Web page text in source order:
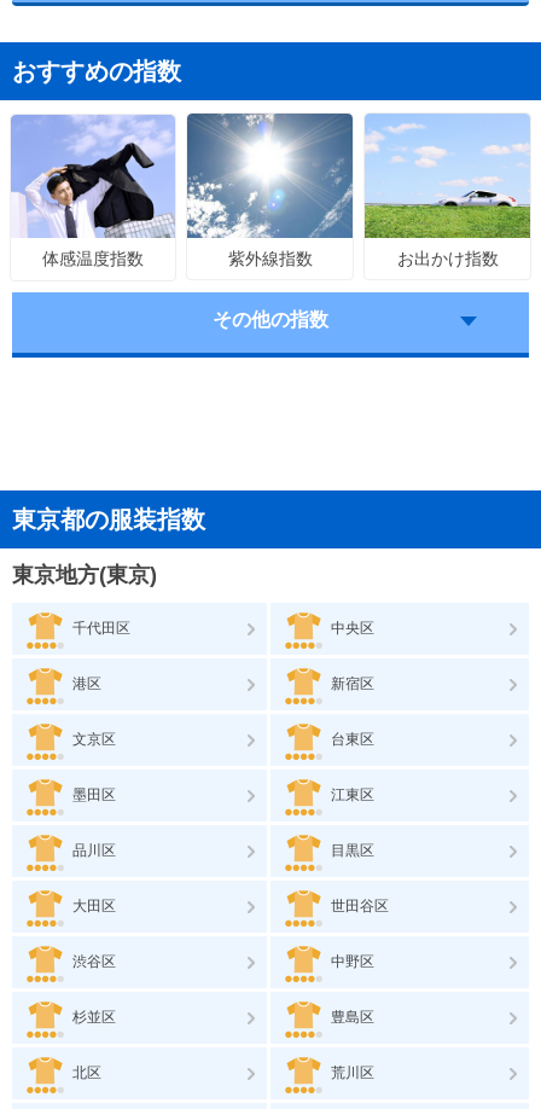
おすすめの指数
体感温度指数 紫外線指数 お出かけ指数
その他の指数
東京都の服装指数
東京地方(東京)
千代田区 中央区
港区 新宿区
文京区 台東区
墨田区 江東区
品川区 目黒区
大田区 世田谷区
渋谷区 中野区
杉並区 豊島区
北区 荒川区